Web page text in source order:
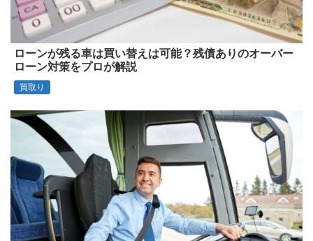
ローンが残る車は買い替えは可能？残債ありのオーバー
ローン対策をプロが解説
買取り